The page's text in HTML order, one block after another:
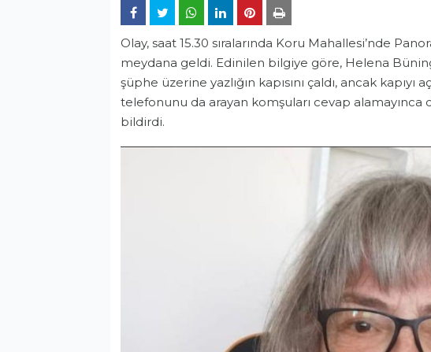
Olay, saat 15.30 sıralarında Koru Mahallesi’nde
meydana geldi. Edinilen bilgiye göre, Helena
şüphe üzerine yazlığın kapısını çaldı, ancak kapıyı
telefonunu da arayan komşuları cevap alamayınca
bildirdi.